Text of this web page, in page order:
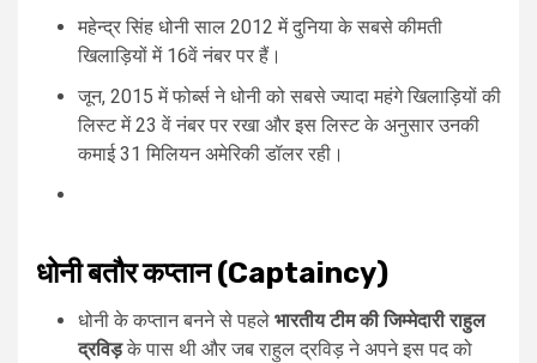
महेन्द्र सिंह धोनी साल 2012 में दुनिया के सबसे कीमती
खिलाड़ियों में 16वें नंबर पर हैं।
जून, 2015 में फोर्ब्स ने धोनी को सबसे ज्यादा महंगे खिलाड़ियों की
लिस्ट में 23 वें नंबर पर रखा और इस लिस्ट के अनुसार उनकी
कमाई 31 मिलियन अमेरिकी डॉलर रही।
धोनी बतौर कप्तान (Captaincy)
धोनी के कप्तान बनने से पहले भारतीय टीम की जिम्मेदारी राहुल
द्रविड़के पास थी और जब राहुल द्रविड़ ने अपने इस पद को